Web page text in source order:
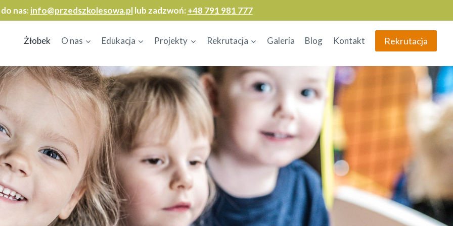
nas: info@przedszkolesowa.pllub zadzwoń: +48 791 981 777
Żłobek O nas Edukacja Projekty Rekrutacja Galeria Blog Kontakt Rekrutacja